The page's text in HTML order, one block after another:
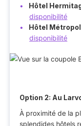
Hôtel
disponibilité
Hôtel
disponibilité
Option 2: Au
À proximité de la
splendides hôtels